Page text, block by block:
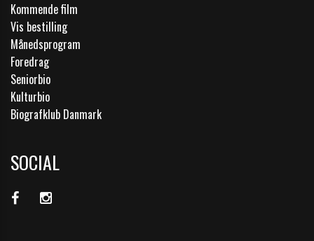
Kommende film
Vis bestilling
Månedsprogram
Foredrag
Seniorbio
Kulturbio
Biografklub Danmark
SOCIAL